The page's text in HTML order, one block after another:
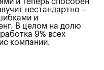
нестандартно –
и
В целом на долю
9% всех
компании.